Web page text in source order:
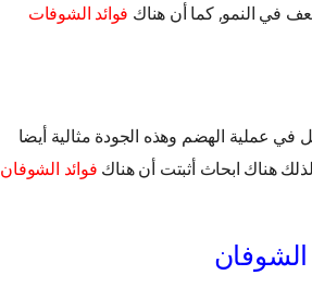
في النمو, كما أن هناك فوائد الشوفات
في عملية الهضم وهذه الجودة مثالية أيضا
هناك ابحاث أثبتت أن هناك فوائد الشوفان